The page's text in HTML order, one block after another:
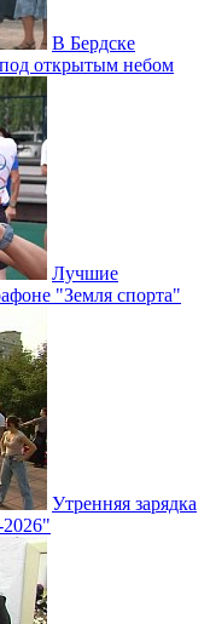
В Бердске
под открытым небом
Лучшие
"Земля спорта"
Утренняя зарядка